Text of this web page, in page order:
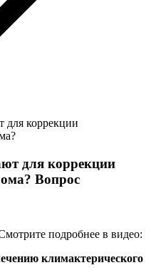
для коррекции
для коррекции
Вопрос
подробнее в видео:
климактерического